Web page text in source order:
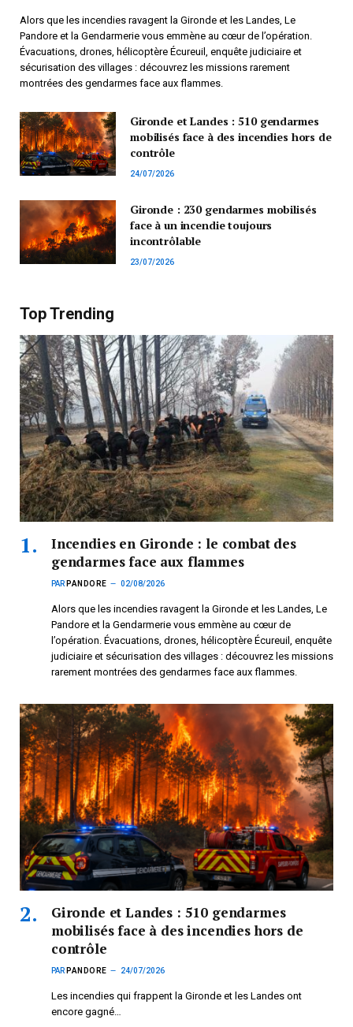
Alors que les incendies ravagent la Gironde et les Landes, Le
Pandore et la Gendarmerie vous emmène au cœur de l’opération.
Évacuations, drones, hélicoptère Écureuil, enquête judiciaire et
sécurisation des villages : découvrez les missions rarement
montrées des gendarmes face aux flammes.
Gironde et Landes : 510 gendarmes
mobilisés face à des incendies hors de
contrôle
24/07/2026
Gironde : 230 gendarmes mobilisés
face à un incendie toujours
incontrôlable
23/07/2026
Top Trending
Incendies en Gironde : le combat des
gendarmes face aux flammes
PAR PANDORE 02/08/2026
Alors que les incendies ravagent la Gironde et les Landes, Le
Pandore et la Gendarmerie vous emmène au cœur de
l’opération. Évacuations, drones, hélicoptère Écureuil, enquête
judiciaire et sécurisation des villages : découvrez les missions
rarement montrées des gendarmes face aux flammes.
Gironde et Landes : 510 gendarmes
mobilisés face à des incendies hors de
contrôle
PAR PANDORE 24/07/2026
Les incendies qui frappent la Gironde et les Landes ont
encore gagné…